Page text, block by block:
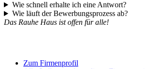
Wie schnell erhalte ich eine Antwort?
Wie läuft der Bewerbungsprozess ab?
Das Rauhe Haus ist offen für alle!
Zum Firmenprofil